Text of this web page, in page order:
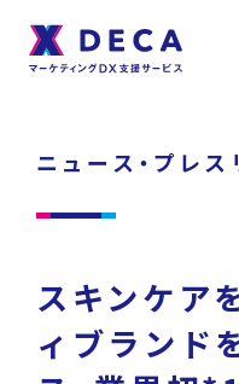
About
Services
サービス
ニュース・プレス
スキンケア
ィブランド